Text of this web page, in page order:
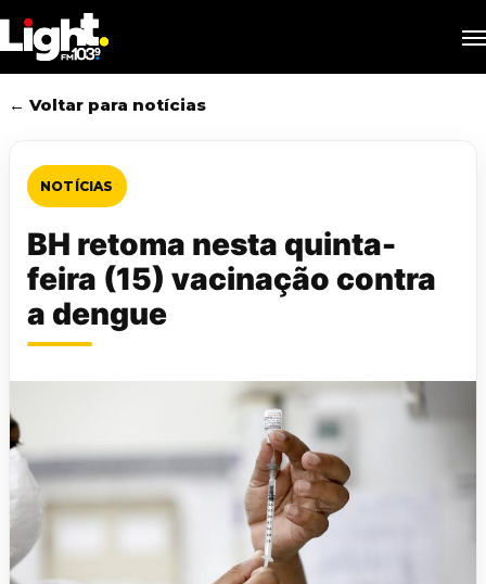
to
main
content
← Voltar para notícias
NOTÍCIAS
BH retoma nesta quinta-
feira (15) vacinação contra
a dengue